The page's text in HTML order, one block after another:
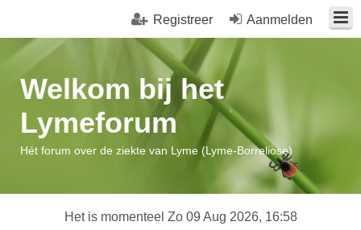
Aanmelden
Registreer
Welkom bij het
Lymeforum
Hét forum over de ziekte van Lyme (Lyme-Borreliose)
Het is momenteel Zo 09 Aug 2026, 16:58